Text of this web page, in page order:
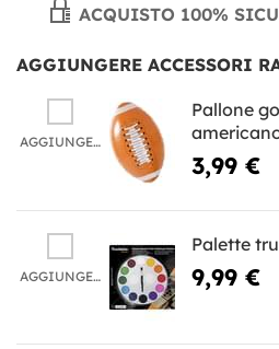
ACQUISTO 100%
AGGIUNGERE ACCESSORI
AGGIUNGERE
Pallone
3,99 €
AGGIUNGERE
Palette
9,99 €